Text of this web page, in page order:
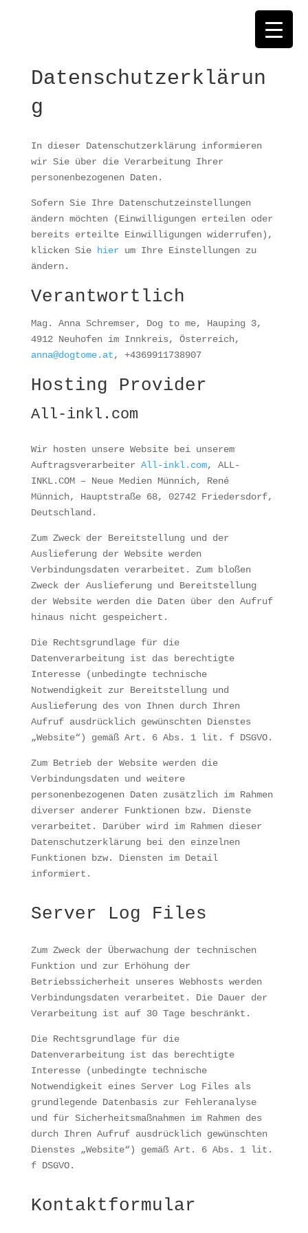
Datenschutzerklärun
g
In dieser Datenschutzerklärung informieren
wir Sie über die Verarbeitung Ihrer
personenbezogenen Daten.
Sofern Sie Ihre Datenschutzeinstellungen
ändern möchten (Einwilligungen erteilen oder
bereits erteilte Einwilligungen widerrufen),
klicken Sie
hierum Ihre Einstellungen zu
ändern.
Verantwortlich
Mag. Anna Schremser, Dog to me, Hauping 3,
4912 Neuhofen im Innkreis, Österreich,
anna@dogtome.at, +4369911738907
Hosting Provider
All-inkl.com
Wir hosten unsere Website bei unserem
Auftragsverarbeiter All-inkl.com, ALL-
INKL.COM – Neue Medien Münnich, René
Münnich, Hauptstraße 68, 02742 Friedersdorf,
Deutschland.
Zum Zweck der Bereitstellung und der
Auslieferung der Website werden
Verbindungsdaten verarbeitet. Zum bloßen
Zweck der Auslieferung und Bereitstellung
der Website werden die Daten über den Aufruf
hinaus nicht gespeichert.
Die Rechtsgrundlage für die
Datenverarbeitung ist das berechtigte
Interesse (unbedingte technische
Notwendigkeit zur Bereitstellung und
Auslieferung des von Ihnen durch Ihren
Aufruf ausdrücklich gewünschten Dienstes
„Website“) gemäß Art. 6 Abs. 1 lit. f DSGVO.
Zum Betrieb der Website werden die
Verbindungsdaten und weitere
personenbezogenen Daten zusätzlich im Rahmen
diverser anderer Funktionen bzw. Dienste
verarbeitet. Darüber wird im Rahmen dieser
Datenschutzerklärung bei den einzelnen
Funktionen bzw. Diensten im Detail
informiert.
Server Log Files
Zum Zweck der Überwachung der technischen
Funktion und zur Erhöhung der
Betriebssicherheit unseres Webhosts werden
Verbindungsdaten verarbeitet. Die Dauer der
Verarbeitung ist auf 30 Tage beschränkt.
Die Rechtsgrundlage für die
Datenverarbeitung ist das berechtigte
Interesse (unbedingte technische
Notwendigkeit eines Server Log Files als
grundlegende Datenbasis zur Fehleranalyse
und für Sicherheitsmaßnahmen im Rahmen des
durch Ihren Aufruf ausdrücklich gewünschten
Dienstes „Website“) gemäß Art. 6 Abs. 1 lit.
f DSGVO.
Kontaktformular